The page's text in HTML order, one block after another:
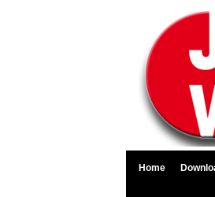
Home